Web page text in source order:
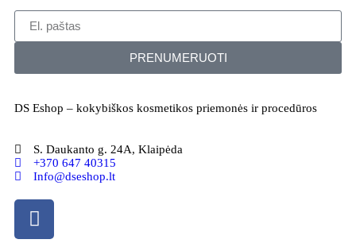
PRENUMERUOTI
DS Eshop – kokybiškos kosmetikos priemonės ir procedūros
S. Daukanto g. 24A, Klaipėda
+370 647 40315
Info@dseshop.lt